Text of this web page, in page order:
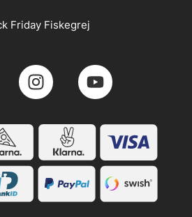
Friday Fiskegrej